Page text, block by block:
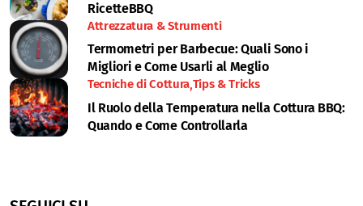
RicetteBBQ
Attrezzatura & Strumenti
Termometri per Barbecue: Quali Sono i
Migliori e Come Usarli al Meglio
Tecniche di Cottura Tips & Tricks
Il Ruolo della Temperatura nella Cottura BBQ:
Quando e Come Controllarla